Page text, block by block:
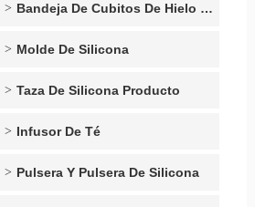
Bandeja De Cubitos De Hielo De Silicona
Molde De Silicona
Taza De Silicona Producto
Infusor De Té
Pulsera Y Pulsera De Silicona